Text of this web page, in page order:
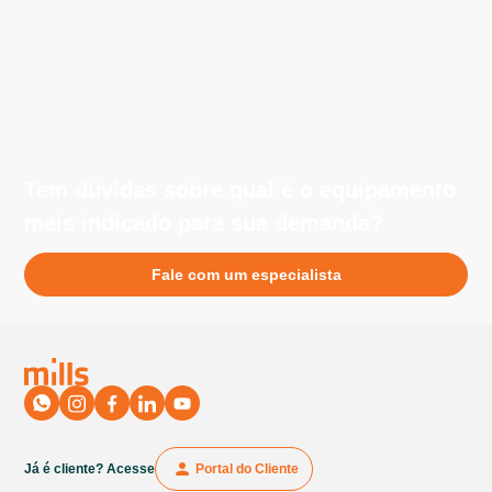
Fale com um especialista
Já é cliente? Acesse Portal do Cliente